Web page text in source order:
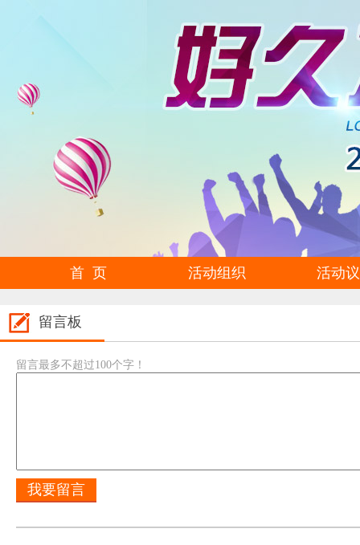
首 页 活动组织 活动
留言板
留言最多不超过100个字！